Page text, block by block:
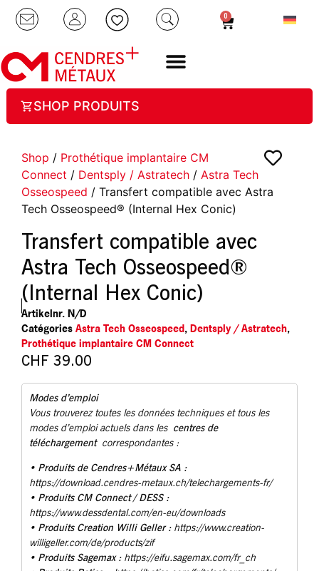
0
SHOP PRODUITS
Shop / Prothétique implantaire CM
Connect / Dentsply / Astratech / Astra Tech
Osseospeed / Transfert compatible avec Astra
Tech Osseospeed® (Internal Hex Conic)
Transfert compatible avec
Astra Tech Osseospeed®
(Internal Hex Conic)
Artikelnr. N/D
Catégories Astra Tech Osseospeed, Dentsply / Astratech,
Prothétique implantaire CM Connect
CHF 39.00
Modes d’emploi
Vous trouverez toutes les données techniques et tous les
modes d’emploi actuels dans les centres de
téléchargementcorrespondantes :
• Produits de Cendres+Métaux SA :
https://download.cendres-metaux.ch/telechargements-fr/
• Produits CM Connect / DESS :
https://www.dessdental.com/en-eu/downloads
• Produits Creation Willi Geller : https://www.creation-
willigeller.com/de/products/zif
• Produits Sagemax : https://eifu.sagemax.com/fr_ch